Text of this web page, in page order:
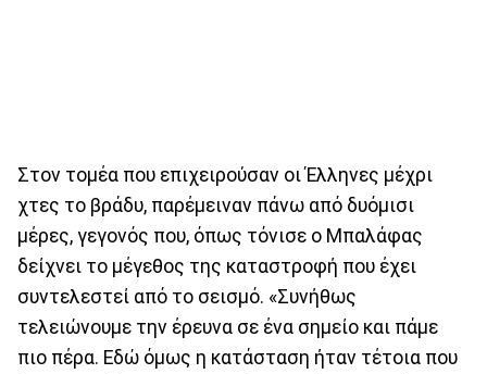
Στον τομέα που επιχειρούσαν οι Έλληνες μέχρι
χτες το βράδυ, παρέμειναν πάνω από δυόμισι
μέρες, γεγονός που, όπως τόνισε ο Μπαλάφας
δείχνει το μέγεθος της καταστροφή που έχει
συντελεστεί από το σεισμό. «Συνήθως
τελειώνουμε την έρευνα σε ένα σημείο και πάμε
πιο πέρα. Εδώ όμως η κατάσταση ήταν τέτοια που